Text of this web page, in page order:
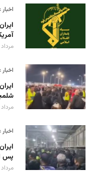
اخبار
مرداد 1, 1405
اخبار
مرداد 1, 1405
اخبار
پس
مرداد 1, 1405